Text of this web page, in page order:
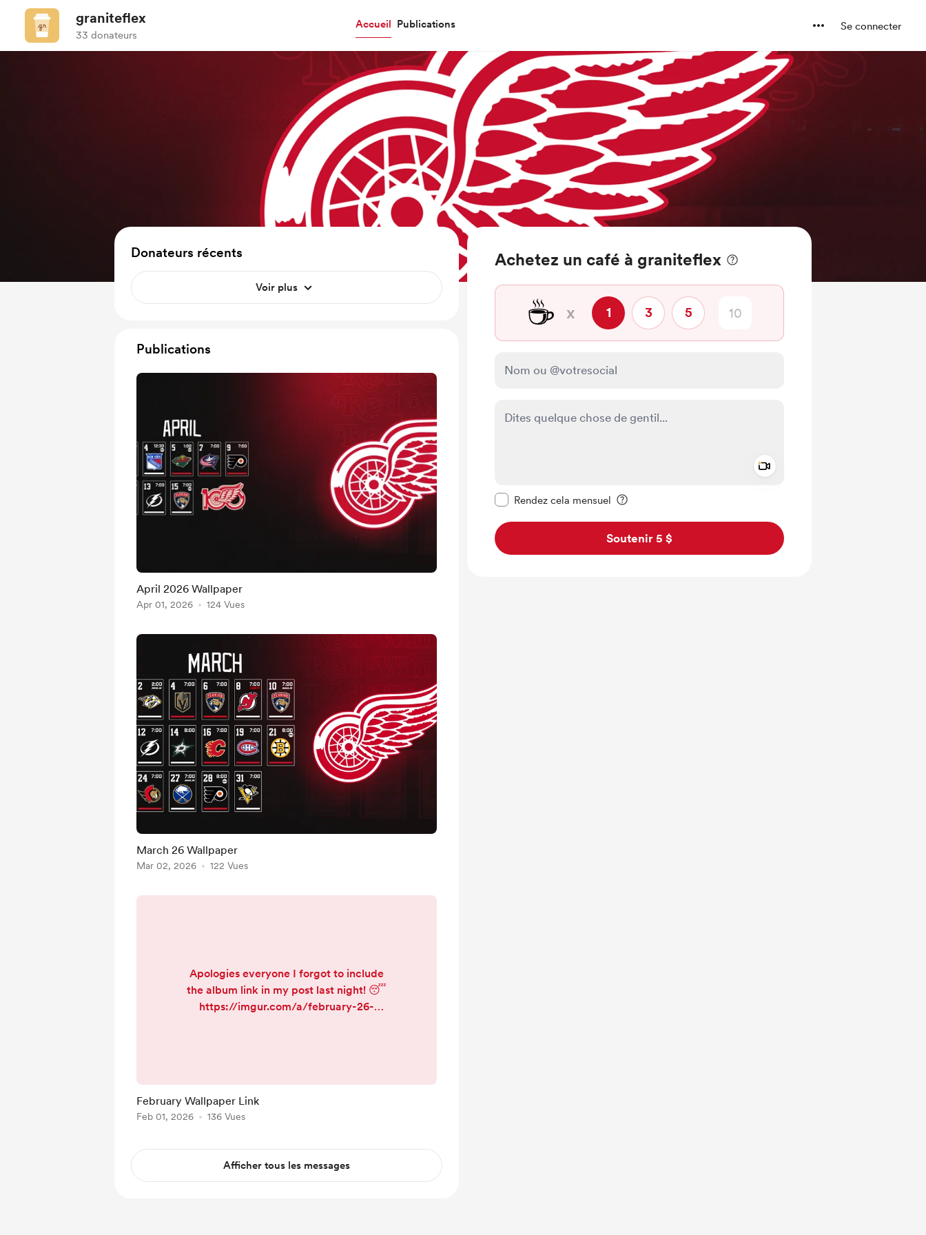
graniteflex
33 donateurs
Accueil Publications Se connecter
Achetez un café à graniteflex
☕ x 1 3 5
Rendez cela mensuel
Soutenir 5 $
Donateurs récents
Voir plus
Publications
April 2026 Wallpaper
Apr 01, 2026 124 Vues
March 26 Wallpaper
Mar 02, 2026 122 Vues
Apologies everyone I forgot to include
the album link in my post last night! 😴
https://imgur.com/a/february-26-
February Wallpaper Link
Feb 01, 2026 136 Vues
Afficher tous les messages